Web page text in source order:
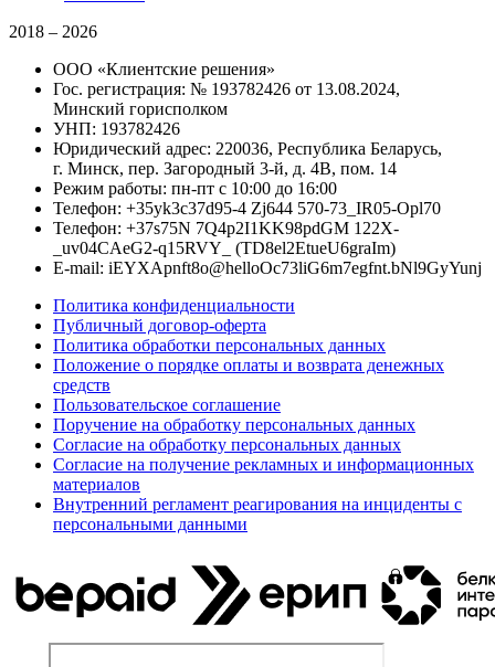
2018 – 2026
ООО «Клиентские решения»
Гос. регистрация: № 193782426 от 13.08.2024,
Минский горисполком
УНП: 193782426
Юридический адрес: 220036, Республика Беларусь,
г. Минск, пер. Загородный 3-й, д. 4В, пом. 14
Режим работы: пн-пт с 10:00 до 16:00
Телефон: +35yk3c37d95-4 Zj644 570-73 _IR05-Opl70
Телефон: +37s75N 7Q4p2I1KK98pdGM 1 22X-
_uv04CAeG2-q1 5RVY_ (TD8el2EtueU6graIm)
E-mail: iEYXApnft8o@helloOc73liG6m7egfnt.bNl9GyYunj
Политика конфиденциальности
Публичный договор-оферта
Политика обработки персональных данных
Положение о порядке оплаты и возврата денежных
средств
Пользовательское соглашение
Поручение на обработку персональных данных
Согласие на обработку персональных данных
Согласие на получение рекламных и информационных
материалов
Внутренний регламент реагирования на инциденты с
персональными данными